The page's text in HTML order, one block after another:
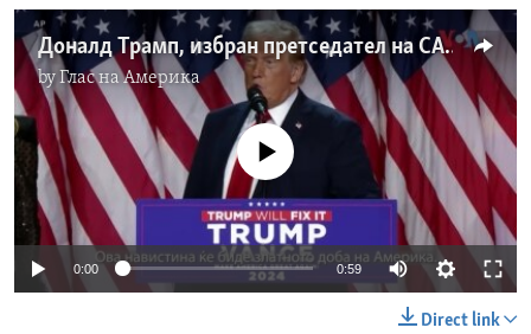
Доналд Трамп, избран претседател на САД: Го постигнавме најневеројатното
byГлас на Америка
No media source currently available
0:00 0:59
Direct link